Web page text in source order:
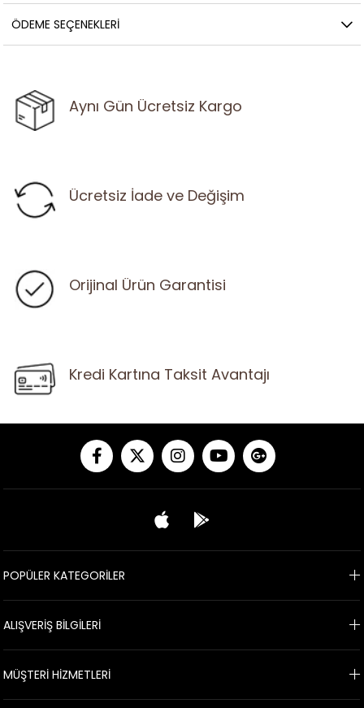
ÖDEME SEÇENEKLERI
Aynı Gün Ücretsiz Kargo
Ücretsiz İade ve Değişim
Orijinal Ürün Garantisi
Kredi Kartına Taksit Avantajı
POPÜLER KATEGORİLER
ALIŞVERİŞ BİLGİLERİ
MÜŞTERİ HİZMETLERİ